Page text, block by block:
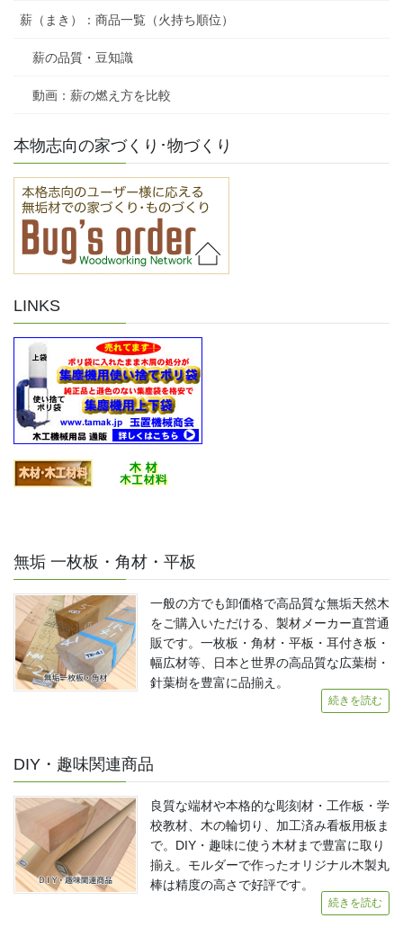
薪（まき）：商品一覧（火持ち順位）
薪の品質・豆知識
動画：薪の燃え方を比較
本物志向の家づくり･物づくり
LINKS
無垢 一枚板・角材・平板
一般の方でも卸価格で高品質な無垢天然木
をご購入いただける、製材メーカー直営通
販です。一枚板・角材・平板・耳付き板・
幅広材等、日本と世界の高品質な広葉樹・
針葉樹を豊富に品揃え。
続きを読む
DIY・趣味関連商品
良質な端材や本格的な彫刻材・工作板・学
校教材、木の輪切り、加工済み看板用板ま
で。DIY・趣味に使う木材まで豊富に取り
揃え。モルダーで作ったオリジナル木製丸
棒は精度の高さで好評です。
続きを読む